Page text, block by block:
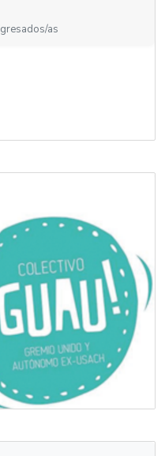
y Titulados (REGRAT)
de Chile
as